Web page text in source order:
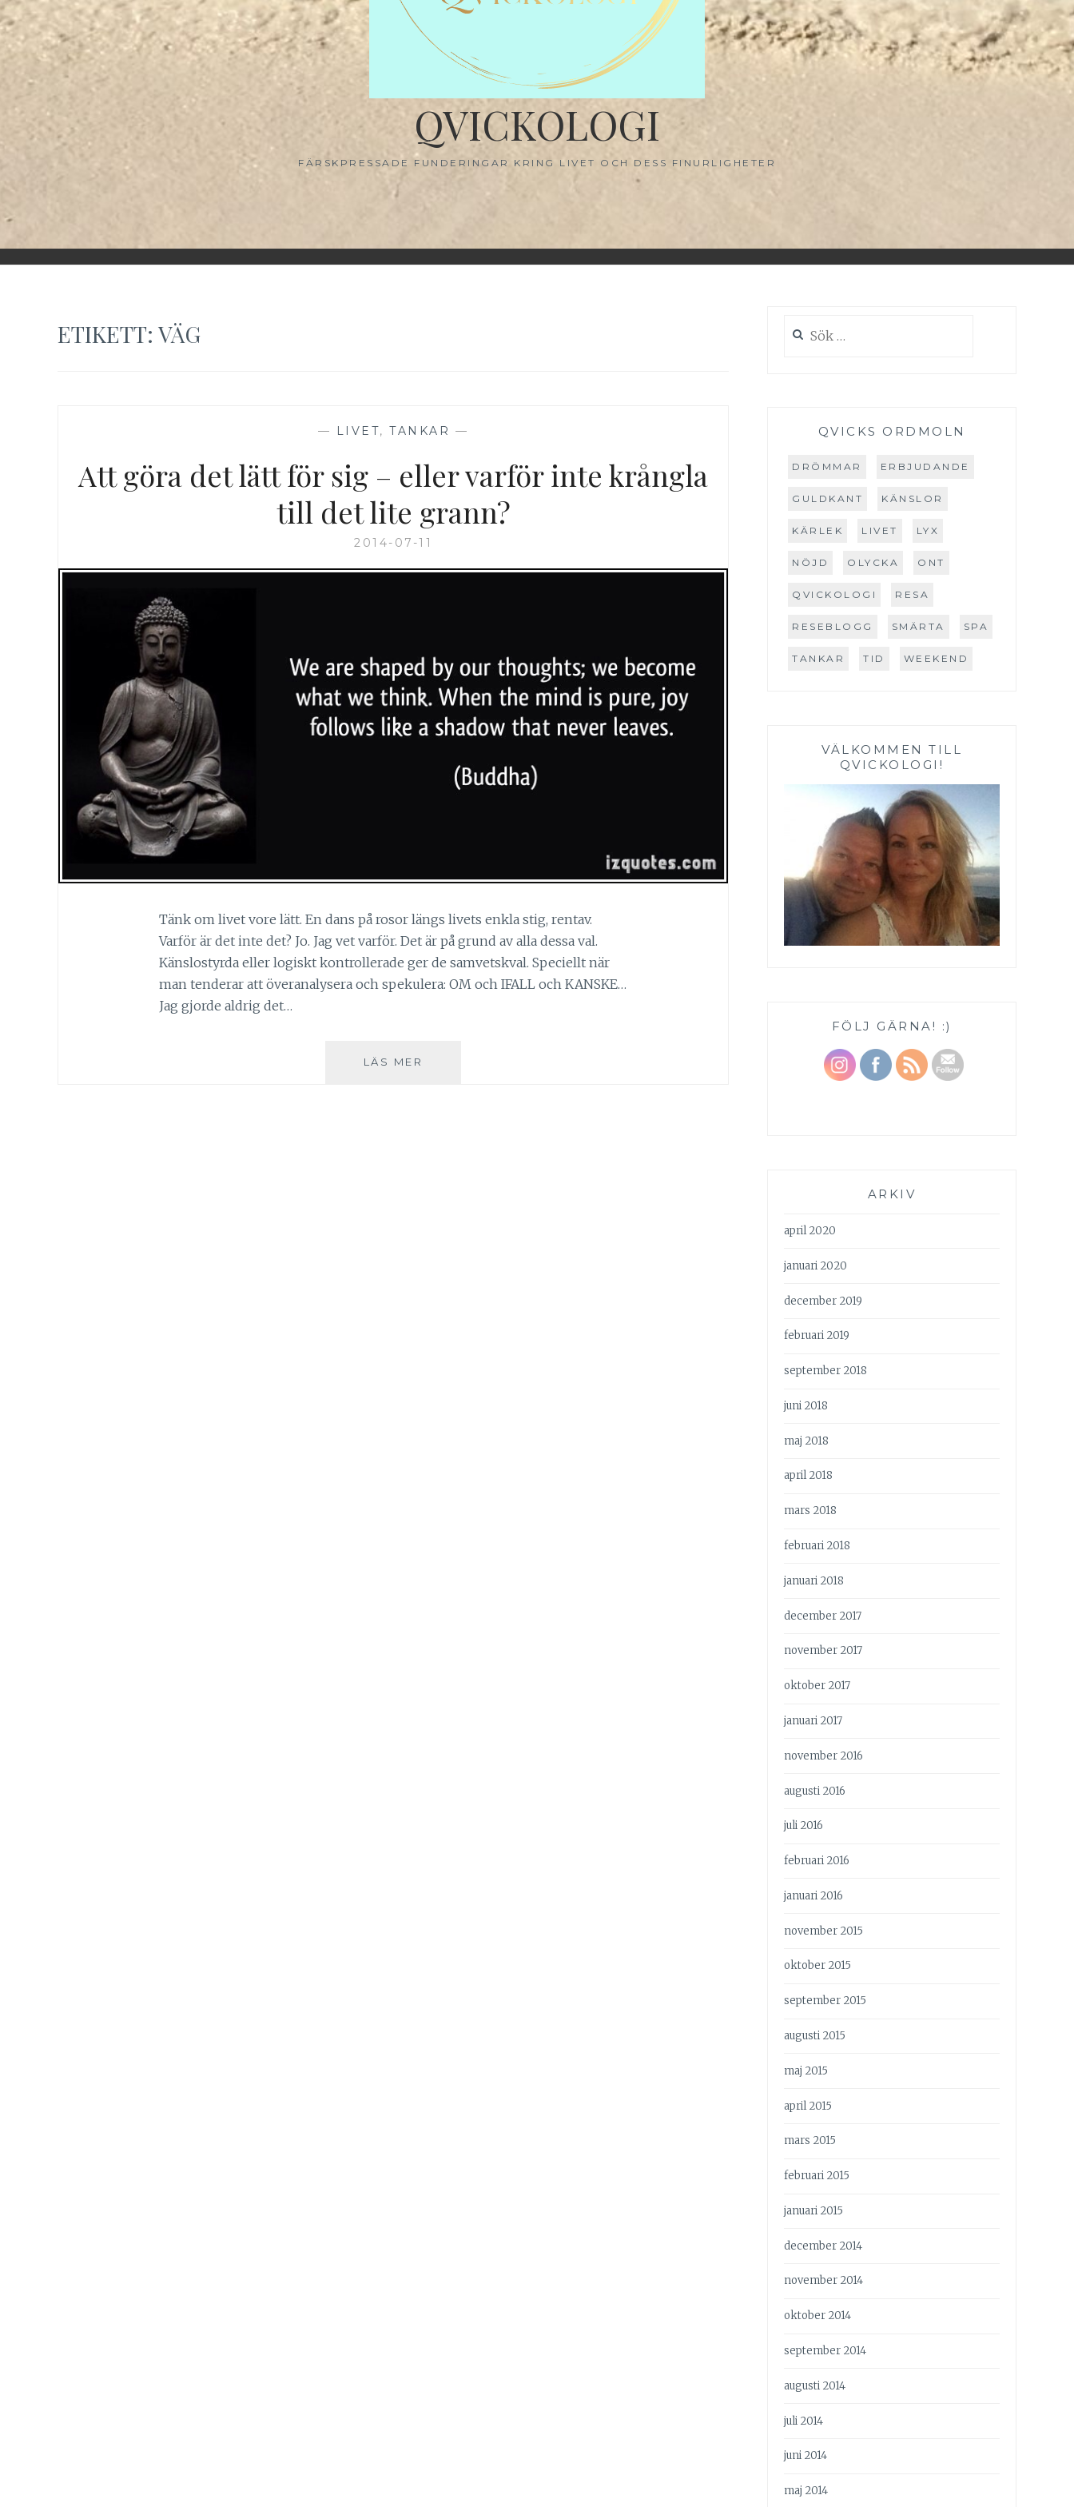
QVICKOLOGI
FÄRSKPRESSADE FUNDERINGAR KRING LIVET OCH DESS FINURLIGHETER
ETIKETT: VÄG
— LIVET,TANKAR —
Att göra det lätt för sig – eller varför inte krångla
till det lite grann?
2014-07-11
Tänk om livet vore lätt. En dans på rosor längs livets enkla stig, rentav.
Varför är det inte det? Jo. Jag vet varför. Det är på grund av alla dessa val.
Känslostyrda eller logiskt kontrollerade ger de samvetskval. Speciellt när
man tenderar att överanalysera och spekulera: OM och IFALL och KANSKE…
Jag gjorde aldrig det…
LÄS MER
efter:
QVICKS ORDMOLN
DRÖMMAR ERBJUDANDE
GULDKANT KÄNSLOR
KÄRLEK LIVET LYX
NÖJD OLYCKA ONT
QVICKOLOGI RESA
RESEBLOGG SMÄRTA SPA
TANKAR TID WEEKEND
VÄLKOMMEN TILL
QVICKOLOGI!
FÖLJ GÄRNA! :)
ARKIV
april 2020
januari 2020
december 2019
februari 2019
september 2018
juni 2018
maj 2018
april 2018
mars 2018
februari 2018
januari 2018
december 2017
november 2017
oktober 2017
januari 2017
november 2016
augusti 2016
juli 2016
februari 2016
januari 2016
november 2015
oktober 2015
september 2015
augusti 2015
maj 2015
april 2015
mars 2015
februari 2015
januari 2015
december 2014
november 2014
oktober 2014
september 2014
augusti 2014
juli 2014
juni 2014
maj 2014